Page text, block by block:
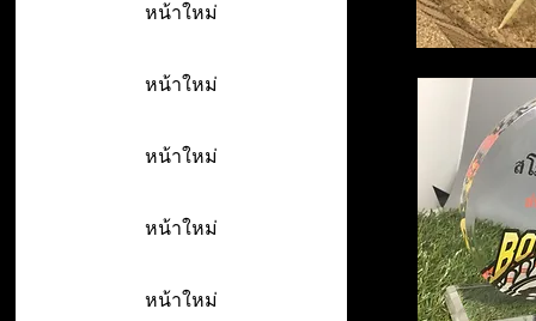
หน้าใหม่
หน้าใหม่
หน้าใหม่
หน้าใหม่
หน้าใหม่